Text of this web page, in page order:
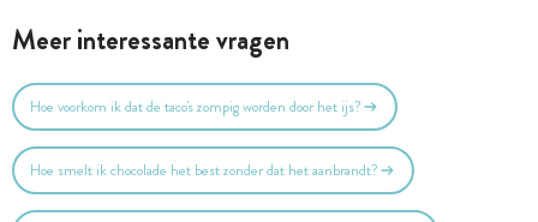
Meer interessante vragen
Hoe voorkom ik dat de taco's zompig worden door het ijs?
Hoe smelt ik chocolade het best zonder dat het aanbrandt?